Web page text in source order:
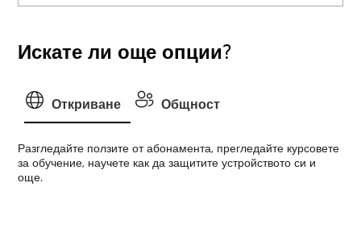
Искате ли още опции?
Откриване Общност
Разгледайте ползите от абонамента, прегледайте курсовете
за обучение, научете как да защитите устройството си и
още.